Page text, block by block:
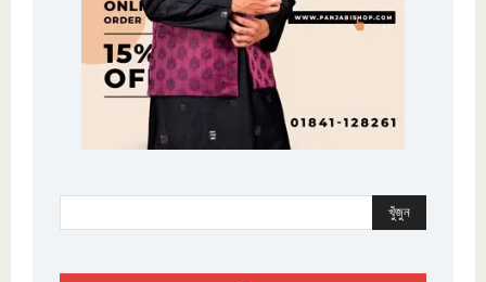
খুঁজুন